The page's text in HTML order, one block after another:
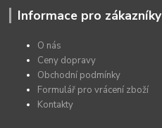
Informace pro zákazníky
O nás
Ceny dopravy
Obchodní podmínky
Formulář pro vrácení zboží
Kontakty